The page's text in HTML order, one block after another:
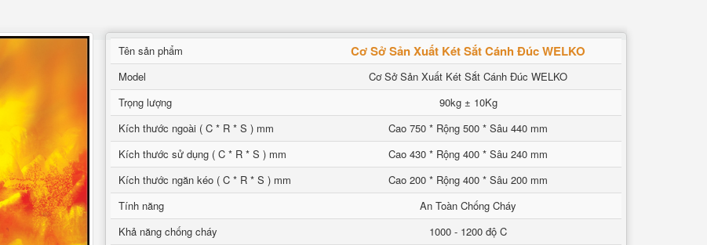
Tên sản phẩm Cơ Sở Sản Xuất Két Sắt Cánh Đúc WELKO
Model
Cơ Sở Sản Xuất Két Sắt Cánh Đúc WELKO
Trọng lượng
90kg ± 10Kg
Kích thước ngoài ( C * R * S ) mm
Cao 750 * Rộng 500 * Sâu 440 mm
Kích thước sử dụng ( C * R * S ) mm
Cao 430 * Rộng 400 * Sâu 240 mm
Kích thước ngăn kéo ( C * R * S ) mm
Cao 200 * Rộng 400 * Sâu 200 mm
Tính năng
An Toàn Chống Cháy
Khả năng chống cháy
1000 - 1200 độ C